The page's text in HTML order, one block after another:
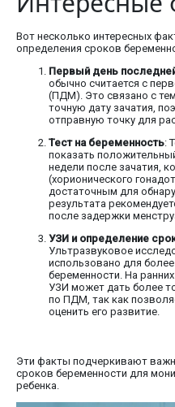
Вот несколько интересных
определения сроков
Первый день
обычно считается с
(ПДМ). Это связано с
точную дату зачатия,
отправную точку для
Тест на беременность:
показать
недели после зачатия,
(хорионического
достаточным для
результата
после задержки
УЗИ и определение
Ультразвуковое
использовано для
беременности. На
УЗИ может дать более
по ПДМ, так как
оценить его развитие.
Эти факты подчеркивают
сроков беременности для
ребенка.